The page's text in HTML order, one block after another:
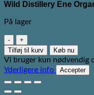
Wild Distillery Ene
På lager
Wild
Distillery
Ene
Organic
Gin
Orginal
Tilføj til kurv Køb nu
Vi bruger kun nødvendig
Yderligere info
Accepter